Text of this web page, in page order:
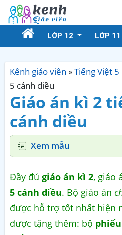
LỚP 12 LỚP 11
Kênh giáo viên »Tiếng Việt 5
5 cánh diều
Giáo án kì 2
cánh diều
Xem mẫu
Đầy đủ giáo án kì 2, giáo
5 cánh diều. Bộ giáo án
được hỗ trợ tốt nhất hiện
được tặng thêm: bộ